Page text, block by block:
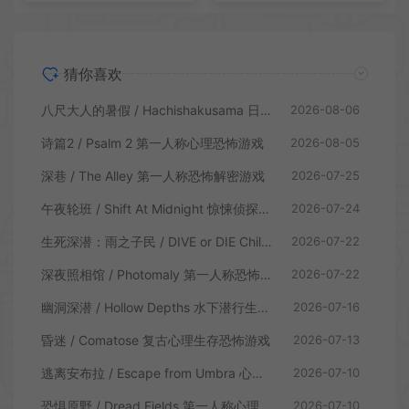
猜你喜欢
八尺大人的暑假 / Hachishakusama 日式温情恐怖游戏 2026-08-06
诗篇2 / Psalm 2 第一人称心理恐怖游戏 2026-08-05
深巷 / The Alley 第一人称恐怖解密游戏 2026-07-25
午夜轮班 / Shift At Midnight 惊悚侦探恐怖游戏 2026-07-24
生死深潜：雨之子民 / DIVE or DIE Children of Rain 恐怖生存探索游戏 2026-07-22
深夜照相馆 / Photomaly 第一人称恐怖游戏 2026-07-22
幽洞深潜 / Hollow Depths 水下潜行生存游戏 2026-07-16
昏迷 / Comatose 复古心理生存恐怖游戏 2026-07-13
逃离安布拉 / Escape from Umbra 心理生存恐怖解谜游戏 2026-07-10
2026-07-10